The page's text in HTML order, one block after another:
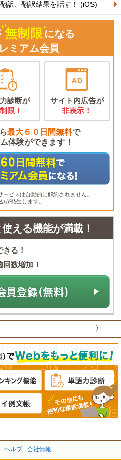
訳、翻訳結果を話す！ (iOS)
無制限になる
ミアム会員
診断が
限！
サイト内広告が
非表示！
最大６０日間無料で
体験ができます！
ビスは自動的に解約されません。
発生します。
える機能が満載！
る！
数増加！
〉
ヘルプ 会社情報